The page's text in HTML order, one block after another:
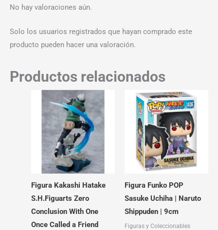
No hay valoraciones aún.
Solo los usuarios registrados que hayan comprado este
producto pueden hacer una valoración.
Productos relacionados
Figura Kakashi Hatake
S.H.Figuarts Zero
Conclusion With One
Once Called a Friend
Figura Funko POP
Sasuke Uchiha | Naruto
Shippuden | 9cm
Figuras y Coleccionables